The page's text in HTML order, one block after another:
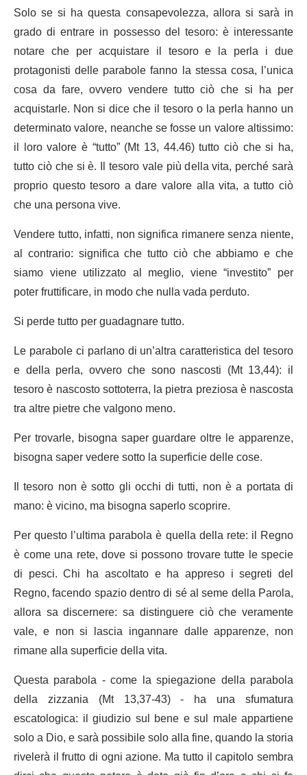
Solo se si ha questa consapevolezza, allora si sarà in
grado di entrare in possesso del tesoro: è interessante
notare che per acquistare il tesoro e la perla i due
protagonisti delle parabole fanno la stessa cosa, l’unica
cosa da fare, ovvero vendere tutto ciò che si ha per
acquistarle. Non si dice che il tesoro o la perla hanno un
determinato valore, neanche se fosse un valore altissimo:
il loro valore è “tutto” (Mt 13, 44.46) tutto ciò che si ha,
tutto ciò che si è. Il tesoro vale più della vita, perché sarà
proprio questo tesoro a dare valore alla vita, a tutto ciò
che una persona vive.
Vendere tutto, infatti, non significa rimanere senza niente,
al contrario: significa che tutto ciò che abbiamo e che
siamo viene utilizzato al meglio, viene “investito” per
poter fruttificare, in modo che nulla vada perduto.
Si perde tutto per guadagnare tutto.
Le parabole ci parlano di un’altra caratteristica del tesoro
e della perla, ovvero che sono nascosti (Mt 13,44): il
tesoro è nascosto sottoterra, la pietra preziosa è nascosta
tra altre pietre che valgono meno.
Per trovarle, bisogna saper guardare oltre le apparenze,
bisogna saper vedere sotto la superficie delle cose.
Il tesoro non è sotto gli occhi di tutti, non è a portata di
mano: è vicino, ma bisogna saperlo scoprire.
Per questo l’ultima parabola è quella della rete: il Regno
è come una rete, dove si possono trovare tutte le specie
di pesci. Chi ha ascoltato e ha appreso i segreti del
Regno, facendo spazio dentro di sé al seme della Parola,
allora sa discernere: sa distinguere ciò che veramente
vale, e non si lascia ingannare dalle apparenze, non
rimane alla superficie della vita.
Questa parabola - come la spiegazione della parabola
della zizzania (Mt 13,37-43) - ha una sfumatura
escatologica: il giudizio sul bene e sul male appartiene
solo a Dio, e sarà possibile solo alla fine, quando la storia
rivelerà il frutto di ogni azione. Ma tutto il capitolo sembra